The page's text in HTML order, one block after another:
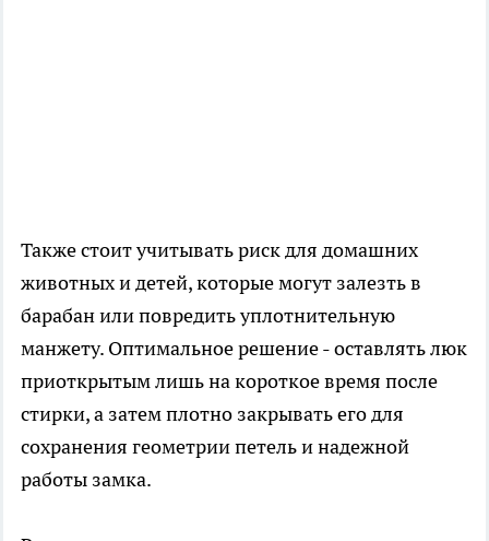
Также стоит учитывать риск для домашних
животных и детей, которые могут залезть в
барабан или повредить уплотнительную
манжету. Оптимальное решение - оставлять люк
приоткрытым лишь на короткое время после
стирки, а затем плотно закрывать его для
сохранения геометрии петель и надежной
работы замка.